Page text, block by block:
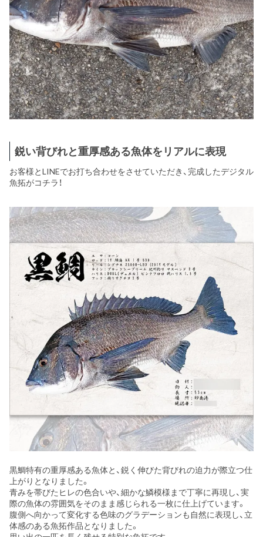
鋭い背びれと重厚感ある魚体をリアルに表現
お客様とLINEでお打ち合わせをさせていただき、完成したデジタル
魚拓がコチラ！
黒鯛特有の重厚感ある魚体と、鋭く伸びた背びれの迫力が際立つ仕
上がりとなりました。
青みを帯びたヒレの色合いや、細かな鱗模様まで丁寧に再現し、実
際の魚体の雰囲気をそのまま感じられる一枚に仕上げています。
腹側へ向かって変化する色味のグラデーションも自然に表現し、立
体感のある魚拓作品となりました。